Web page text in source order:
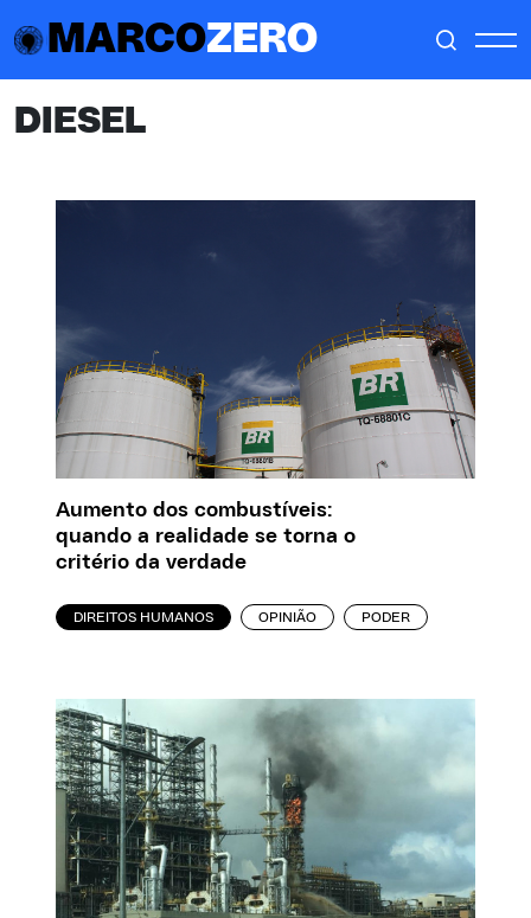
MARCOZERO
DIESEL
Aumento dos combustíveis:
quando a realidade se torna o
critério da verdade
DIREITOS HUMANOS OPINIÃO PODER